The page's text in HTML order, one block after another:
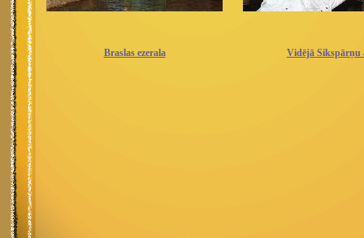
Braslas ezerala Vidējā Sikspārņu